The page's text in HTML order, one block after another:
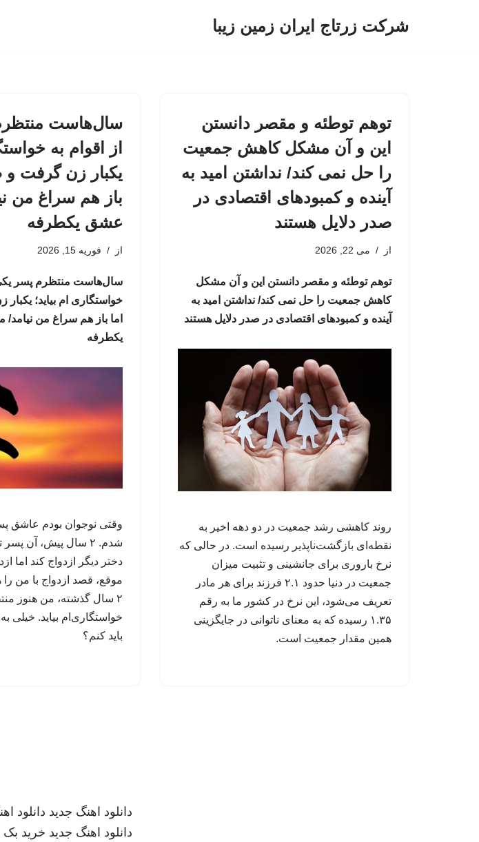
شرکت زرتاج ایران زمین زیبا
توهم توطئه و مقصر دانستن
این و آن مشکل کاهش جمعیت
را حل نمی کند/ نداشتن امید به
آینده و کمبودهای اقتصادی در
صدر دلایل هستند
از می 22, 2026
توهم توطئه و مقصر دانستن این و آن مشکل
کاهش جمعیت را حل نمی کند/ نداشتن امید به
آینده و کمبودهای اقتصادی در صدر دلایل هستند
روند کاهشی رشد جمعیت در دو دهه اخیر به
نقطه‌ای بازگشت‌ناپذیر رسیده است. در حالی که
نرخ باروری برای جانشینی و تثبیت میزان
جمعیت در دنیا حدود ۲.۱ فرزند برای هر مادر
تعریف می‌شود، این نرخ در کشور ما به رقم
۱.۳۵ رسیده که به معنای ناتوانی در جایگزینی
همین مقدار جمعیت است.
سال‌هاست
از اقوام به
یکبار زن گرفت و
باز هم سراغ من
عشق یکطرفه
از فوریه 15, 2026
سال‌هاست منتظرم پسر یکی
خواستگاری ام بیاید؛
اما باز هم سراغ من
یکطرفه
وقتی نوجوان بودم عاشق
شدم. ۲ سال پیش، آن
دختر دیگر ازدواج کند اما
موقع، قصد ازدواج با من
۲ سال گذشته، من هنوز
خواستگاری‌ام بیاید. خیلی
باید کنم؟
دانلود اهنگ جدید دانلود
دانلود اهنگ جدید خرید بک